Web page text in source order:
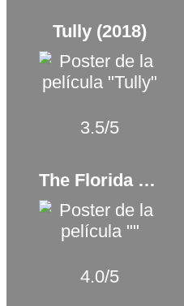
Tully (2018)
3.5/5
The Florida Project (2017)
4.0/5